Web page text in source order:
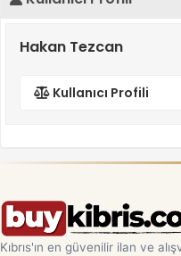
Hakan Tezcan
Kullanıcı Profili
Kıbrıs'ın en güvenilir ilan ve